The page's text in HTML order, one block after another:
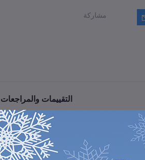
مشاركة
التقييمات والمراجعات
0 من أصل 5.0